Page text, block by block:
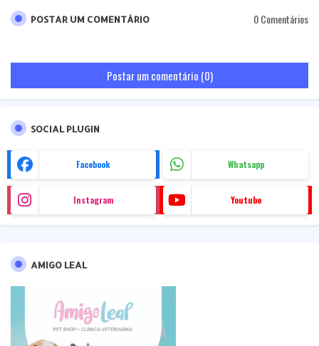
POSTAR UM COMENTÁRIO 0 Comentários
Postar um comentário (0)
SOCIAL PLUGIN
Facebook Whatsapp
Instagram Youtube
AMIGO LEAL